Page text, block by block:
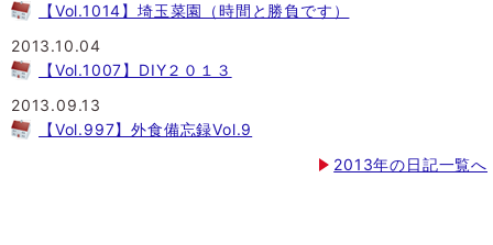
【Vol.1014】埼玉菜園（時間と勝負です）
2013.10.04
【Vol.1007】DIY２０１３
2013.09.13
【Vol.997】外食備忘録Vol.9
2013年の日記一覧へ